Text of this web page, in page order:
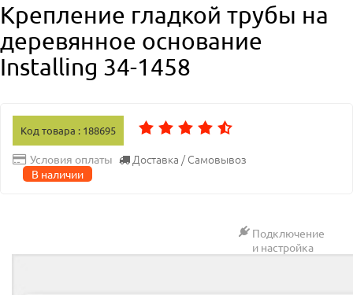
Крепление гладкой трубы на
деревянное основание
Installing 34-1458
Код товара : 188695
Условия оплаты Доставка / Самовывоз
В наличии
Подключение
и настройка